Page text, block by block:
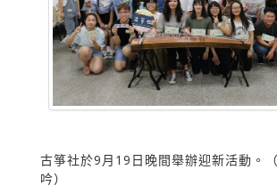
古箏社於9月19日晚間舉辦迎新活動。
吟）